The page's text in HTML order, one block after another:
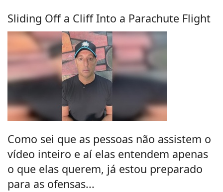
Sliding Off a Cliff Into a Parachute Flight
Como sei que as pessoas não assistem o
vídeo inteiro e aí elas entendem apenas
o que elas querem, já estou preparado
para as ofensas...